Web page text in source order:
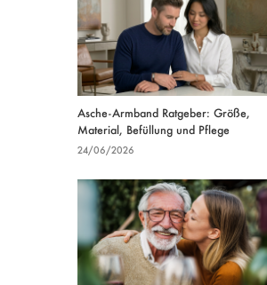
Asche-Armband Ratgeber: Größe,
Material, Befüllung und Pflege
24/06/2026